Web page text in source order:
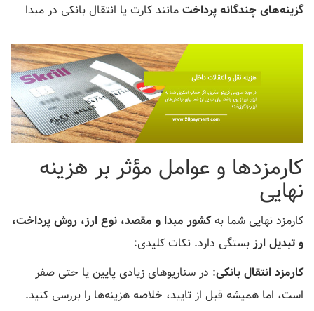
گزینه‌های چندگانه پرداختمانند کارت یا انتقال بانکی در مبدا
کارمزدها و عوامل مؤثر بر هزینه
نهایی
کارمزد نهایی شما بهکشور مبدا و مقصد، نوع ارز، روش پرداخت،
و تبدیل ارزبستگی دارد. نکات کلیدی:
کارمزد انتقال بانکی: در سناریوهای زیادی پایین یا حتی صفر
است، اما همیشه قبل از تایید، خلاصه هزینه‌ها را بررسی کنید.